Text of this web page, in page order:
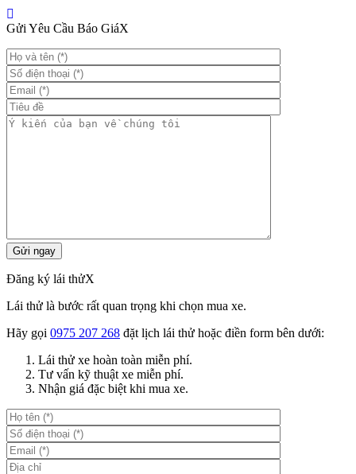
Gửi Yêu Cầu Báo GiáX
Đăng ký lái thửX
Lái thử là bước rất quan trọng khi chọn mua xe.
Hãy gọi 0975 207 268 đặt lịch lái thử hoặc điền form bên dưới:
Lái thử xe hoàn toàn miễn phí.
Tư vấn kỹ thuật xe miễn phí.
Nhận giá đặc biệt khi mua xe.